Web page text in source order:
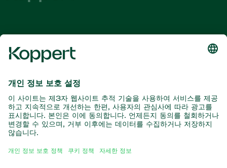
포식성 진드기
포식성 곤충
유익한 선충류
코퍼트 소개
코퍼트 소개
인기 링크